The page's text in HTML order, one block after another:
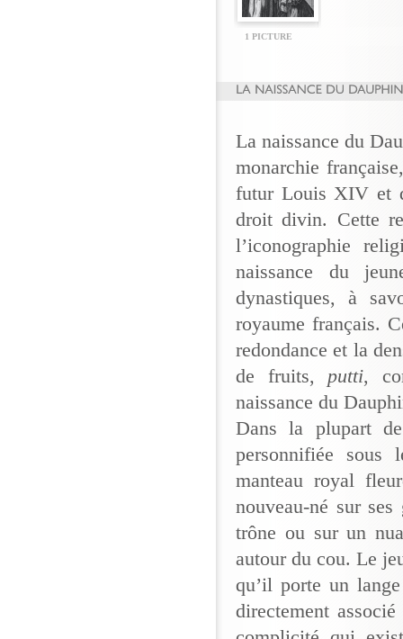
1 PICTURE
La naissance du
monarchie
futur Louis XIV et
droit divin. Cette
l’iconographie
naissance du
dynastiques, à
royaume français.
redondance et la
de fruits, putti,
naissance du
Dans la plupart
personnifiée sous
manteau royal
nouveau-né sur
trône ou sur un
autour du cou. Le
qu’il porte un
directement